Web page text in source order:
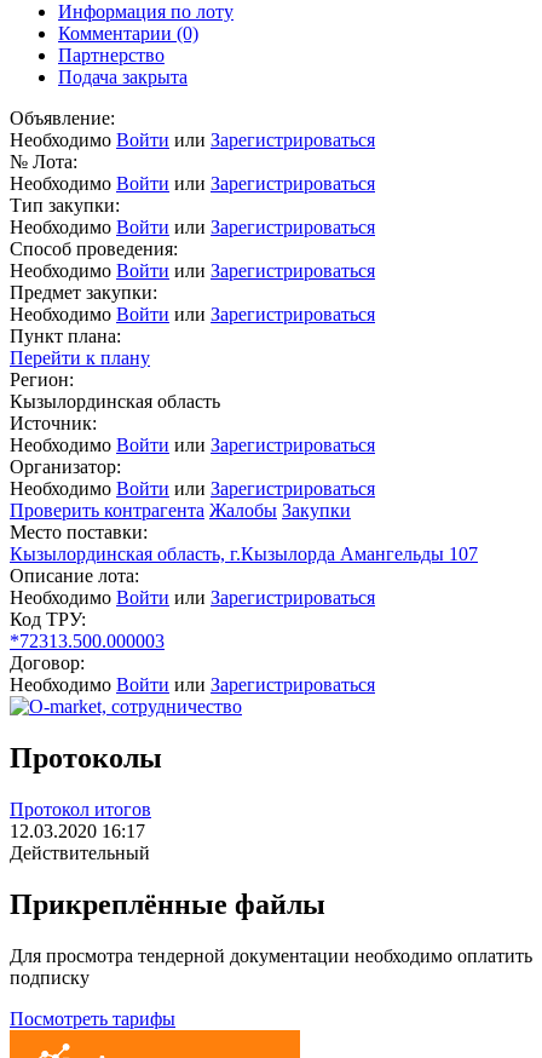
Информация по лоту
Комментарии (0)
Партнерство
Подача закрыта
Объявление:
Необходимо Войти или Зарегистрироваться
№ Лота:
Необходимо Войти или Зарегистрироваться
Тип закупки:
Необходимо Войти или Зарегистрироваться
Способ проведения:
Необходимо Войти или Зарегистрироваться
Предмет закупки:
Необходимо Войти или Зарегистрироваться
Пункт плана:
Перейти к плану
Регион:
Кызылординская область
Источник:
Необходимо Войти или Зарегистрироваться
Организатор:
Необходимо Войти или Зарегистрироваться
Проверить контрагента Жалобы Закупки
Место поставки:
Кызылординская область, г.Кызылорда Амангельды 107
Описание лота:
Необходимо Войти или Зарегистрироваться
Код ТРУ:
*72313.500.000003
Договор:
Необходимо Войти или Зарегистрироваться
Протоколы
Протокол итогов
12.03.2020 16:17
Действительный
Прикреплённые файлы
Для просмотра тендерной документации необходимо оплатить
подписку
Посмотреть тарифы